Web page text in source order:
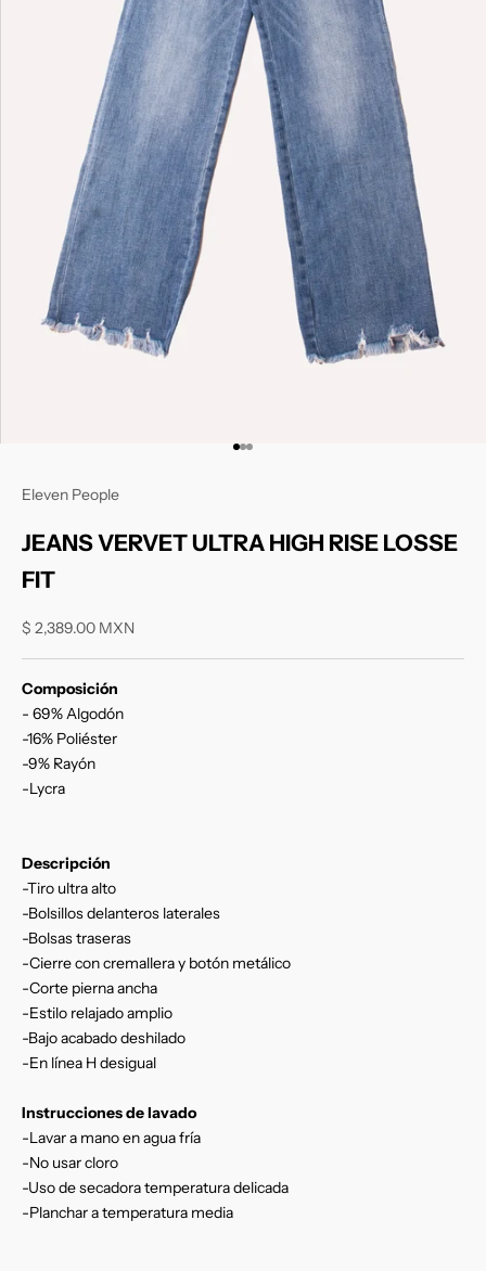
Ir al artículo 1
Ir al artículo 2
Ir al artículo 3
Eleven People
JEANS VERVET ULTRA HIGH RISE LOSSE
FIT
Precio de oferta
$ 2,389.00 MXN
Composición
- 69% Algodón
-16% Poliéster
-9% Rayón
-Lycra
Descripción
-Tiro ultra alto
-Bolsillos delanteros laterales
-Bolsas traseras
-Cierre con cremallera y botón metálico
-Corte pierna ancha
-Estilo relajado amplio
-Bajo acabado deshilado
-En línea H desigual
Instrucciones de lavado
-Lavar a mano en agua fría
-No usar cloro
-Uso de secadora temperatura delicada
-Planchar a temperatura media